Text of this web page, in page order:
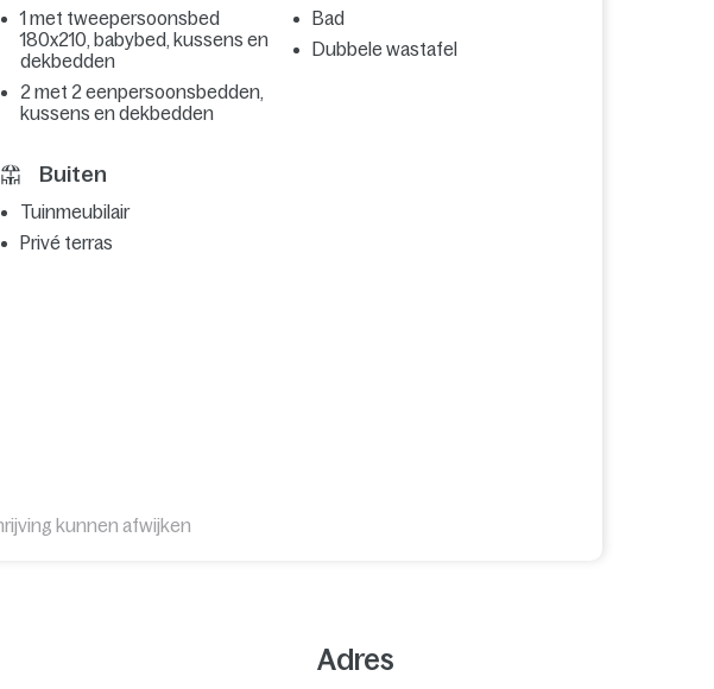
1 met tweepersoonsbed
180x210, babybed, kussens en
dekbedden
2 met 2 eenpersoonsbedden,
kussens en dekbedden
Bad
Dubbele wastafel
Buiten
Tuinmeubilair
Privé terras
kunnen afwijken
Adres